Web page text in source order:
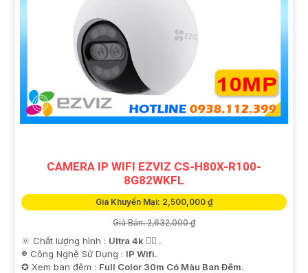
CAMERA IP WIFI EZVIZ CS-H80X-R100-
8G82WKFL
Giá Khuyến Mại: 2,500,000 ₫
Giá Bán: 2,632,000 ₫
🔆 Chất lượng hình : Ultra 4k 👍🏾 .
®️ Công Nghệ Sử Dụng : IP Wifi.
✪ Xem ban đêm : Full Color 30m Có Màu Ban Ðêm.